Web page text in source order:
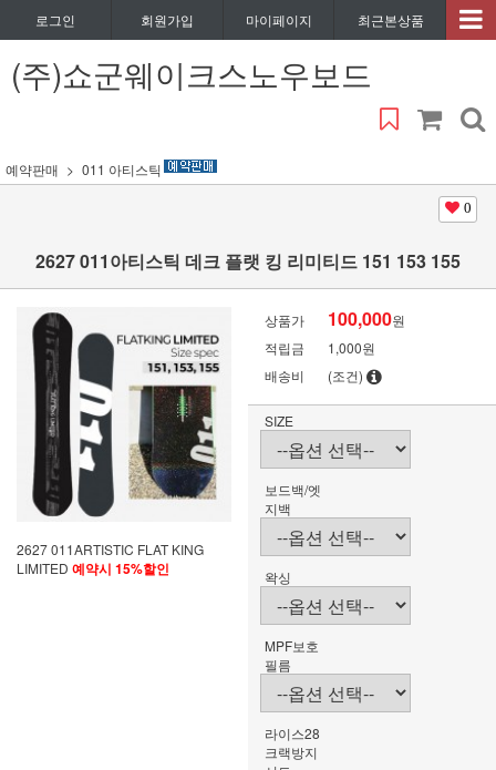
로그인 회원가입 마이페이지 최근본상품
(주)쇼군웨이크스노우보드
예약판매 011 아티스틱
0
2627 011아티스틱 데크 플랫 킹 리미티드 151 153 155
2627 011ARTISTIC FLAT KING
LIMITED 예약시 15%할인
상품가 100,000원
적립금
1,000원
배송비
(조건)
SIZE
보드백/엣
지백
왁싱
MPF보호
필름
라이스28
크랙방지